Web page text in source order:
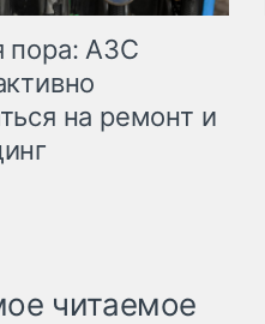
пора: АЗС
на ремонт и
читаемое